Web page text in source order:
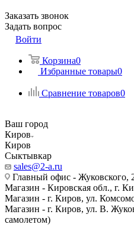
Заказать звонок
Задать вопрос
Войти
Корзина0
Избранные товары0
Сравнение товаров0
Ваш город
Киров
Киров
Сыктывкар
sales@2-a.ru
Главный офис - Жуковского,
Магазин - Кировская обл., г.
Магазин - г. Киров, ул.
Магазин - г. Киров, ул. В.
самолетом)